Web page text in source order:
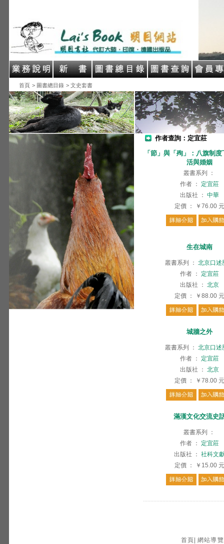
首頁 > 圖書總目錄 > 文史套書
作者查詢：定宜莊
「節」與「殉」：⼋旗制
活與婚姻
叢書系列
：
作者 ：
定宜莊
出版社
： 中華
定價 ： ￥76.00 元
生在城南
叢書系列 ： 北京口述
作者 ：
定宜莊
出版社
： 北京
定價 ： ￥88.00 元
城牆之外
叢書系列 ： 北京口述
作者 ：
定宜莊
出版社
： 北京
定價 ： ￥78.00 元
滿漢文化交流史
叢書系列
：
作者 ：
定宜莊
出版社
： 社科文
定價 ： ￥15.00 元
首頁 網站導覽